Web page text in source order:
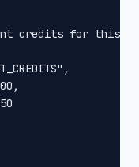
credits for this